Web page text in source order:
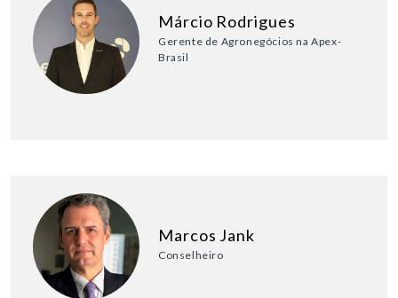
Márcio Rodrigues
Gerente de Agronegócios na Apex-
Brasil
Marcos Jank
Conselheiro